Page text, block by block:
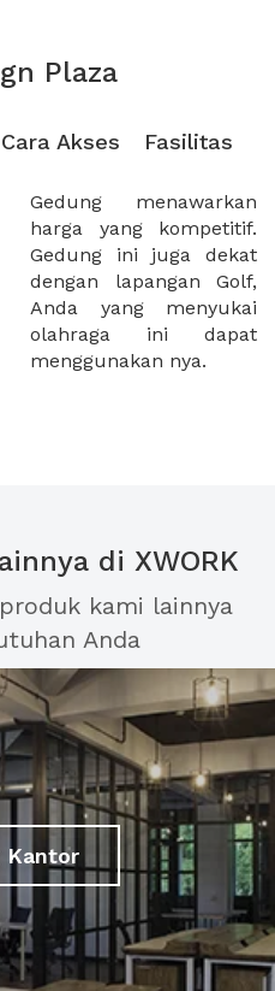
Plaza
Cara Akses Fasilitas
menggunakan nya.
di XWORK
kami lainnya
Anda
Kantor